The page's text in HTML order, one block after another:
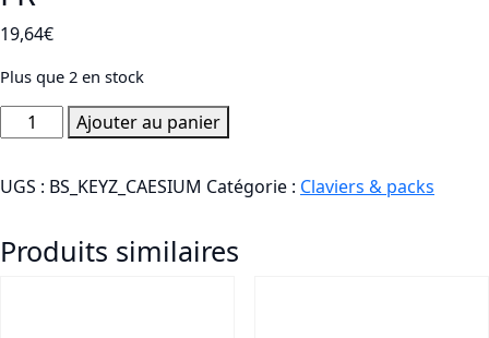
19,64€
Plus que 2 en stock
quantité
de
G-
KEYZ-
Ajouter au panier
UGS : BS_KEYZ_CAESIUM Catégorie : Claviers & packs
Produits similaires